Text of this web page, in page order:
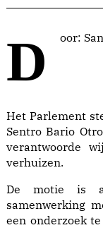
Door:
Het Parlement
Sentro Bario
verantwoorde
verhuizen.
De motie is
samenwerking
een onderzoek